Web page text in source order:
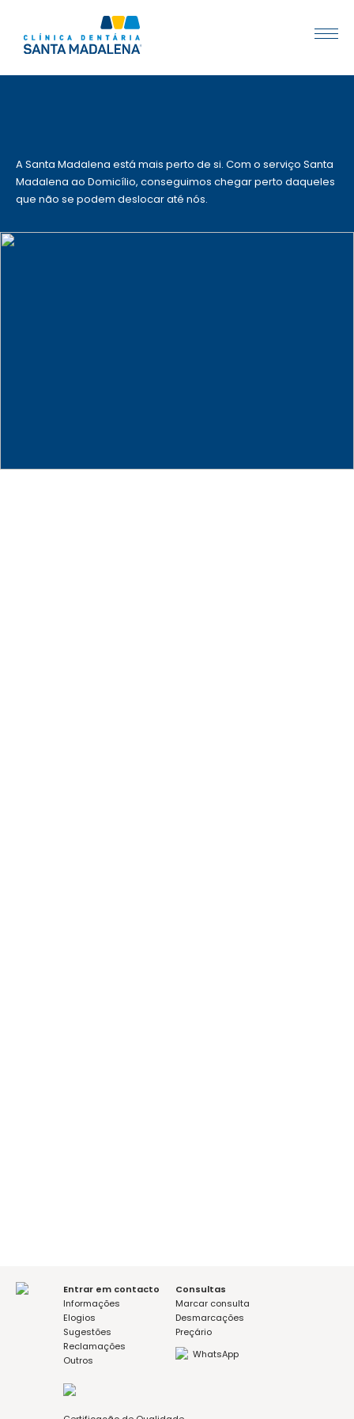
A Santa Madalena está mais perto de si. Com o serviço Santa
Madalena ao Domicílio, conseguimos chegar perto daqueles
que não se podem deslocar até nós.
impossibilitados de se deslocar
Entrar em contacto
Informações
Elogios
Sugestões
Reclamações
Outros
Consultas
Marcar consulta
Desmarcações
Preçário
WhatsApp